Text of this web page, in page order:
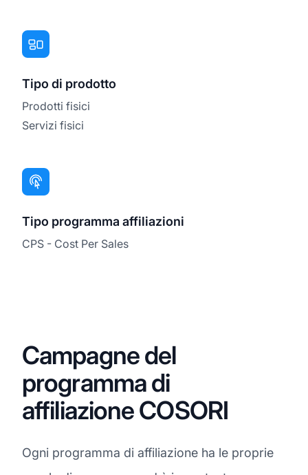
Tipo di prodotto
Prodotti fisici
Servizi fisici
Tipo programma affiliazioni
CPS - Cost Per Sales
Campagne del
programma di
affiliazione COSORI
Ogni programma di affiliazione ha le proprie